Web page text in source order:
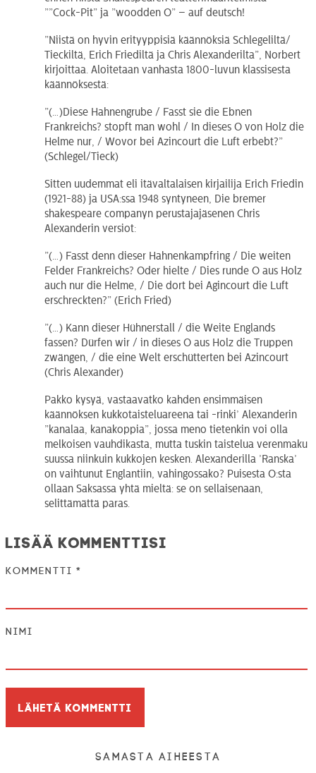
””Cock-Pit” ja ”woodden O” – auf deutsch!
”Niistä on hyvin erityyppisiä käännöksiä Schlegeliltä/
Tieckiltä, Erich Friediltä ja Chris Alexanderilta”, Norbert
kirjoittaa. Aloitetaan vanhasta 1800-luvun klassisesta
käännöksestä:
”(…)Diese Hahnengrube / Fasst sie die Ebnen
Frankreichs? stopft man wohl / In dieses O von Holz die
Helme nur, / Wovor bei Azincourt die Luft erbebt?”
(Schlegel/Tieck)
Sitten uudemmat eli itävaltalaisen kirjailija Erich Friedin
(1921-88) ja USA:ssa 1948 syntyneen, Die bremer
shakespeare companyn perustajajäsenen Chris
Alexanderin versiot:
”(…) Fasst denn dieser Hahnenkampfring / Die weiten
Felder Frankreichs? Oder hielte / Dies runde O aus Holz
auch nur die Helme, / Die dort bei Agincourt die Luft
erschreckten?” (Erich Fried)
”(…) Kann dieser Hühnerstall / die Weite Englands
fassen? Dürfen wir / in dieses O aus Holz die Truppen
zwängen, / die eine Welt erschütterten bei Azincourt
(Chris Alexander)
Pakko kysyä, vastaavatko kahden ensimmäisen
käännöksen kukkotaisteluareena tai -rinki’ Alexanderin
”kanalaa, kanakoppia”, jossa meno tietenkin voi olla
melkoisen vauhdikasta, mutta tuskin taistelua verenmaku
suussa niinkuin kukkojen kesken. Alexanderilla ’Ranska’
on vaihtunut Englantiin, vahingossako? Puisesta O:sta
ollaan Saksassa yhtä mieltä: se on sellaisenaan,
selittämättä paras.
Lisää kommenttisi
Kommentti *
Nimi
Samasta aiheesta